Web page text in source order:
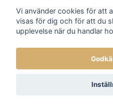
© 2026
Vi använder cookies för att
visas för dig och för att du
upplevelse när du handlar